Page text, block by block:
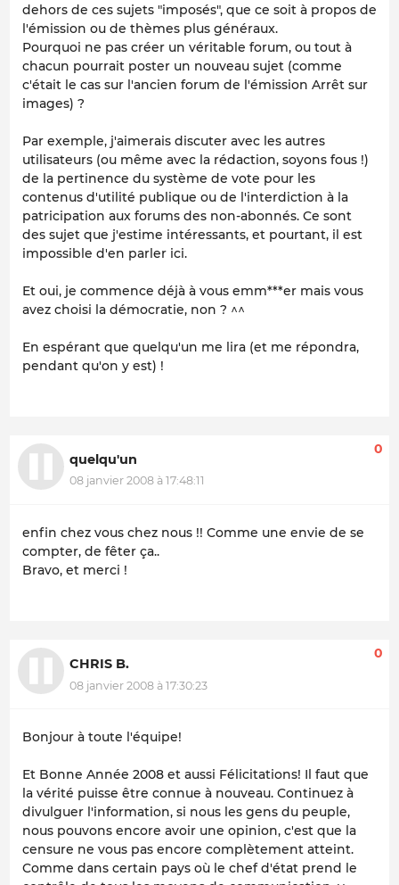
dehors de ces sujets "imposés", que ce soit à propos de
l'émission ou de thèmes plus généraux.
Pourquoi ne pas créer un véritable forum, ou tout à
chacun pourrait poster un nouveau sujet (comme
c'était le cas sur l'ancien forum de l'émission Arrêt sur
images) ?
Par exemple, j'aimerais discuter avec les autres
utilisateurs (ou même avec la rédaction, soyons fous !)
de la pertinence du système de vote pour les
contenus d'utilité publique ou de l'interdiction à la
patricipation aux forums des non-abonnés. Ce sont
des sujet que j'estime intéressants, et pourtant, il est
impossible d'en parler ici.
Et oui, je commence déjà à vous emm***er mais vous
avez choisi la démocratie, non ? ^^
En espérant que quelqu'un me lira (et me répondra,
pendant qu'on y est) !
quelqu'un
08 janvier 2008 à 17:48:11
0
enfin chez vous chez nous !! Comme une envie de se
compter, de fêter ça..
Bravo, et merci !
CHRIS B.
08 janvier 2008 à 17:30:23
0
Bonjour à toute l'équipe!
Et Bonne Année 2008 et aussi Félicitations! Il faut que
la vérité puisse être connue à nouveau. Continuez à
divulguer l'information, si nous les gens du peuple,
nous pouvons encore avoir une opinion, c'est que la
censure ne vous pas encore complètement atteint.
Comme dans certain pays où le chef d'état prend le